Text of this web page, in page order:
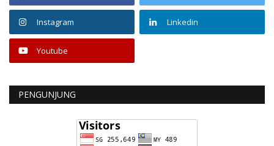
Instagram Linkedin
Youtube
PENGUNJUNG